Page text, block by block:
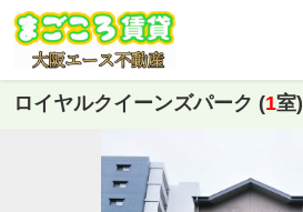
ロイヤルクイーンズパーク (1室)